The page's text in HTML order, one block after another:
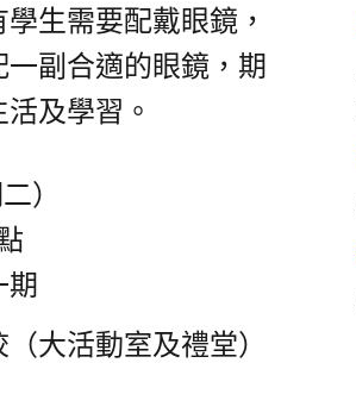
生需要配戴眼鏡，
副合適的眼鏡，期
及學習。
）
期
活動室及禮堂）